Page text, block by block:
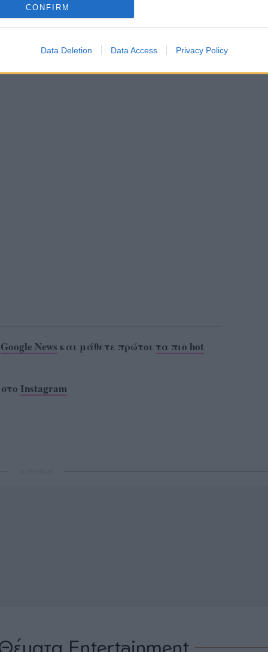
CONFIRM
Data Deletion Data Access Privacy Policy
Google News και μάθετε πρώτοι τα πιο hot
Instagram
Entertainment